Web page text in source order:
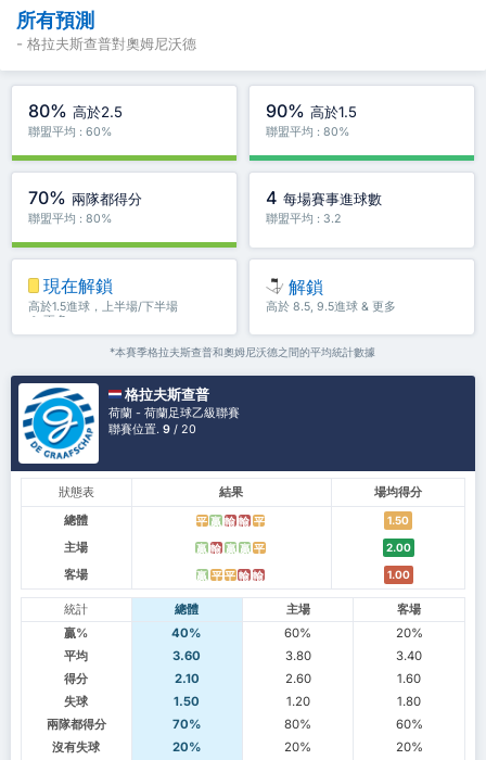
所有預測
- 格拉夫斯查普對奧姆尼沃德
80% 高於2.5
聯盟平均 : 60%
90% 高於1.5
聯盟平均 : 80%
70% 兩隊都得分
聯盟平均 : 80%
4 每場賽事進球數
聯盟平均 : 3.2
現在解鎖
高於1.5進球，上半場/下半場
＆ 更多
解鎖
高於 8.5, 9.5進球 & 更多
*本賽季格拉夫斯查普和奧姆尼沃德之間的平均統計數據
格拉夫斯查普
荷蘭 - 荷蘭足球乙級聯賽
聯賽位置.9 / 20
狀態表 結果
場均得分
總體
平 贏 輸 輸 平 1.50
主場 贏 輸 贏 贏 平 2.00
客場 贏 平 平 輸 輸 1.00
統計 總體 主場
客場
贏%
40% 60%
20%
平均
3.60 3.80
3.40
得分
2.10 2.60
1.60
失球
1.50 1.20
1.80
兩隊都得分
70% 80%
60%
沒有失球
20% 20%
20%